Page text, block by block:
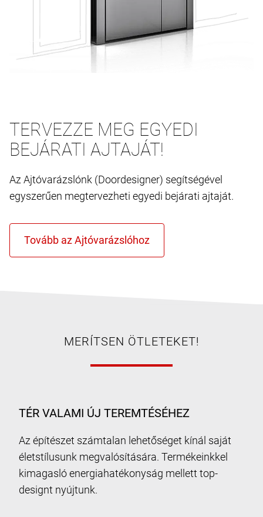
TERVEZZE MEG EGYEDI
BEJÁRATI AJTAJÁT!
Az Ajtóvarázslónk (Doordesigner) segítségével
egyszerűen megtervezheti egyedi bejárati ajtaját.
MERÍTSEN ÖTLETEKET!
TÉR VALAMI ÚJ TEREMTÉSÉHEZ
Az építészet számtalan lehetőséget kínál saját
életstílusunk megvalósítására. Termékeinkkel
kimagasló energiahatékonyság mellett top-
designt nyújtunk.